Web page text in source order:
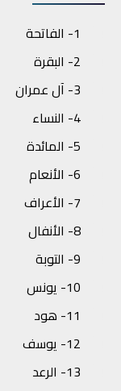
1- الفاتحة
2- البقرة
3- آل عمران
4- النساء
5- المائدة
6- الأنعام
7- الأعراف
8- الأنفال
9- التوبة
10- يونس
11- هود
12- يوسف
13- الرعد